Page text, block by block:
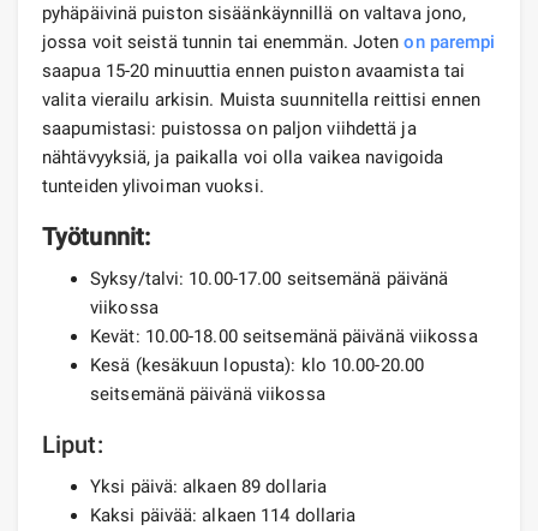
pyhäpäivinä puiston sisäänkäynnillä on valtava jono,
jossa voit seistä tunnin tai enemmän. Jotenon parempi
saapua 15-20 minuuttia ennen puiston avaamista tai
valita vierailu arkisin. Muista suunnitella reittisi ennen
saapumistasi: puistossa on paljon viihdettä ja
nähtävyyksiä, ja paikalla voi olla vaikea navigoida
tunteiden ylivoiman vuoksi.
Työtunnit:
Syksy/talvi: 10.00-17.00 seitsemänä päivänä
viikossa
Kevät: 10.00-18.00 seitsemänä päivänä viikossa
Kesä (kesäkuun lopusta): klo 10.00-20.00
seitsemänä päivänä viikossa
Liput:
Yksi päivä: alkaen 89 dollaria
Kaksi päivää: alkaen 114 dollaria